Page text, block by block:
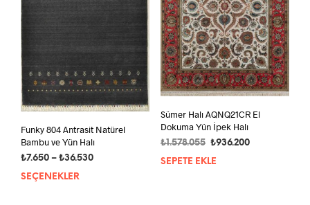
seçilebilir
Funky 804 Antrasit Natürel
Bambu ve Yün Halı
₺7.650 – ₺36.530Fiyat
SEÇENEKLER
Sümer Halı AQNQ21CR El
Dokuma Yün İpek Halı
₺1.578.055 Orijinal
fiyat:
₺936.200Şu
SEPETE EKLE